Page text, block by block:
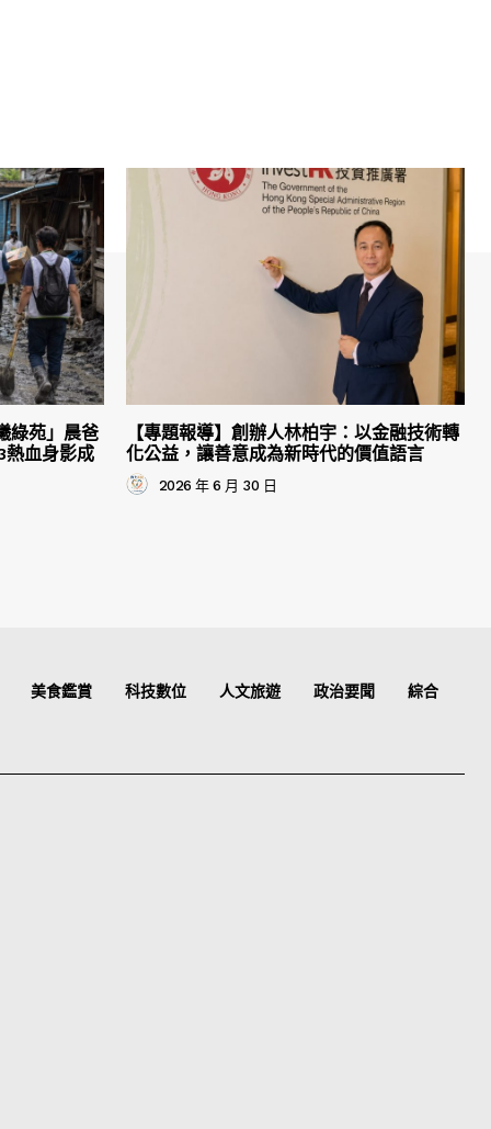
綠苑」晨爸
熱血身影成
【專題報導】創辦人林柏宇：以金融技術轉
化公益，讓善意成為新時代的價值語言
2026 年 6 月 30 日
美食鑑賞 科技數位 人文旅遊 政治要聞 綜合